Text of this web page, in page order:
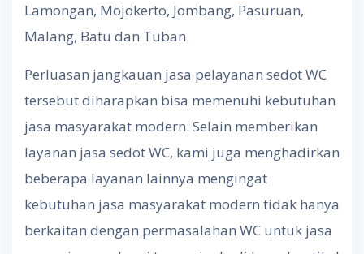
Lamongan, Mojokerto, Jombang, Pasuruan,
Malang, Batu dan Tuban.
Perluasan jangkauan jasa pelayanan sedot WC
tersebut diharapkan bisa memenuhi kebutuhan
jasa masyarakat modern. Selain memberikan
layanan jasa sedot WC, kami juga menghadirkan
beberapa layanan lainnya mengingat
kebutuhan jasa masyarakat modern tidak hanya
berkaitan dengan permasalahan WC untuk jasa